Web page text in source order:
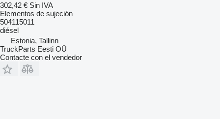
302,42 € Sin IVA
Elementos de sujeción
504115011
diésel
Estonia, Tallinn
TruckParts Eesti OÜ
Contacte con el vendedor